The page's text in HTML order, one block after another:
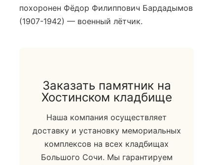
похоронен Фёдор Филиппович Бардадымов
(1907-1942) — военный лётчик.
Заказать памятник на
Хостинском кладбище
Наша компания осуществляет
доставку и установку мемориальных
комплексов на всех кладбищах
Большого Сочи. Мы гарантируем